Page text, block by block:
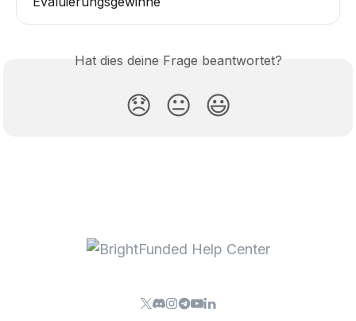
Hat dies deine Frage beantwortet?
😞 😐 😃